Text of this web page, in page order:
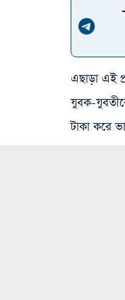
এছাড়া এই
যুবক-
টাকা করে